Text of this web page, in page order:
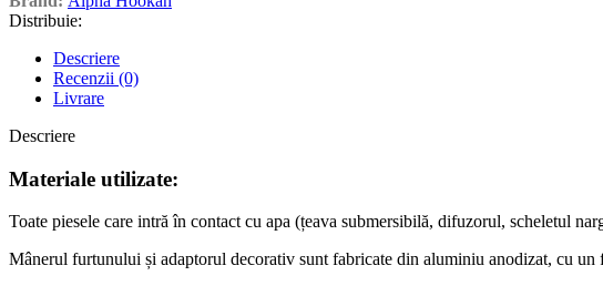
Distribuie:
Descriere
Recenzii (0)
Livrare
Descriere
Materiale utilizate:
Toate piesele care intră în contact cu apa (țeava submersibilă, difuzorul, scheletul
Mânerul furtunului și adaptorul decorativ sunt fabricate din aluminiu anodizat, cu